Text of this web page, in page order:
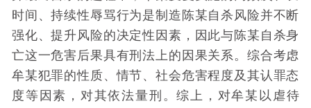
时间、持续性辱骂行为是制造陈某自杀风险并不断
强化、提升风险的决定性因素，因此与陈某自杀身
亡这一危害后果具有刑法上的因果关系。综合考虑
牟某犯罪的性质、情节、社会危害程度及其认罪态
度等因素，对其依法量刑。综上，对牟某以虐待